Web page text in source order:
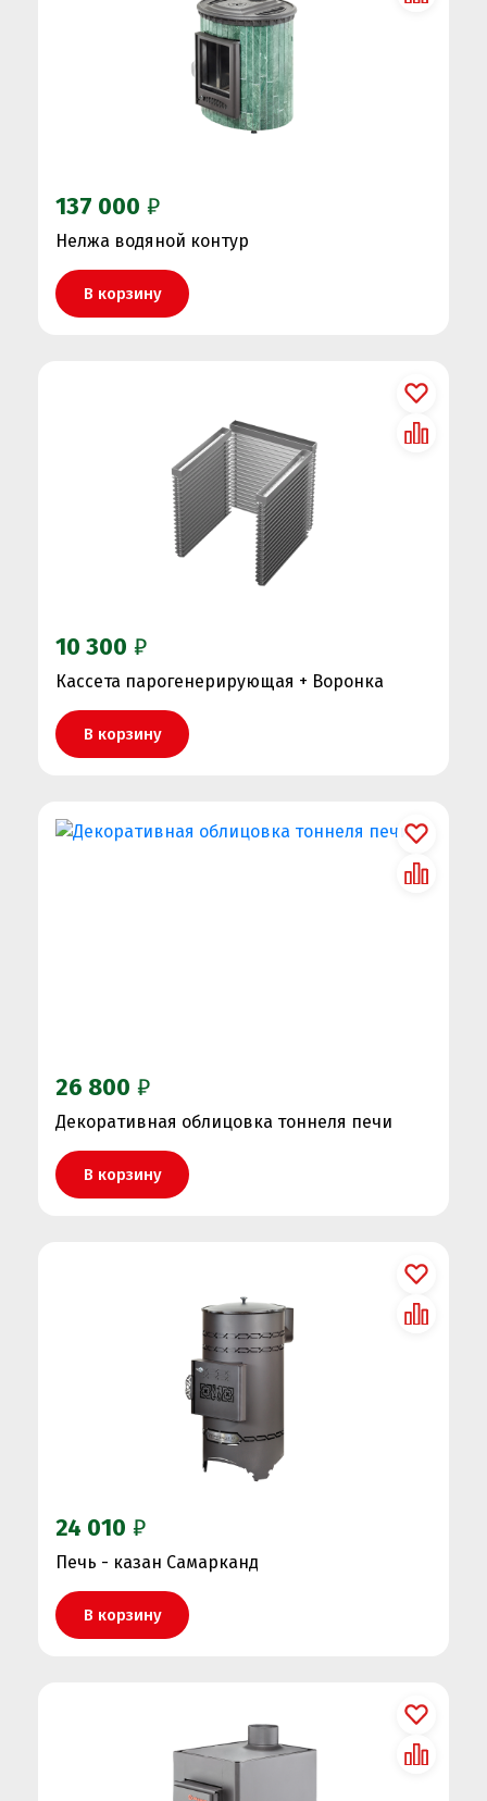
137 000 ₽
Нелжа водяной контур
В корзину
10 300 ₽
Кассета парогенерирующая + Воронка
В корзину
26 800 ₽
Декоративная облицовка тоннеля печи
В корзину
24 010 ₽
Печь - казан Самарканд
В корзину